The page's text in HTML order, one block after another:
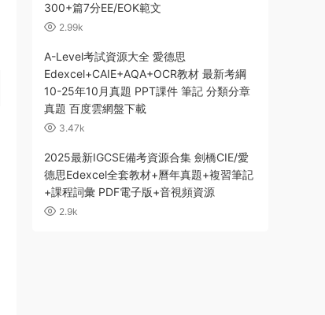
300+篇7分EE/EOK範文
2.99k
A-Level考試資源大全 愛德思
Edexcel+CAIE+AQA+OCR教材 最新考綱
10-25年10月真題 PPT課件 筆記 分類分章
真題 百度雲網盤下載
3.47k
2025最新IGCSE備考資源合集 劍橋CIE/愛
德思Edexcel全套教材+曆年真題+複習筆記
+課程詞彙 PDF電子版+音視頻資源
2.9k